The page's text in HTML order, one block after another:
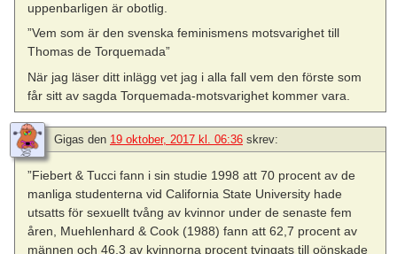
uppenbarligen är obotlig.
”Vem som är den svenska feminismens motsvarighet till
Thomas de Torquemada”
När jag läser ditt inlägg vet jag i alla fall vem den förste som
får sitt av sagda Torquemada-motsvarighet kommer vara.
Gigas den 19 oktober, 2017 kl. 06:36 skrev:
”Fiebert & Tucci fann i sin studie 1998 att 70 procent av de
manliga studenterna vid California State University hade
utsatts för sexuellt tvång av kvinnor under de senaste fem
åren, Muehlenhard & Cook (1988) fann att 62,7 procent av
männen och 46,3 av kvinnorna procent tvingats till oönskade